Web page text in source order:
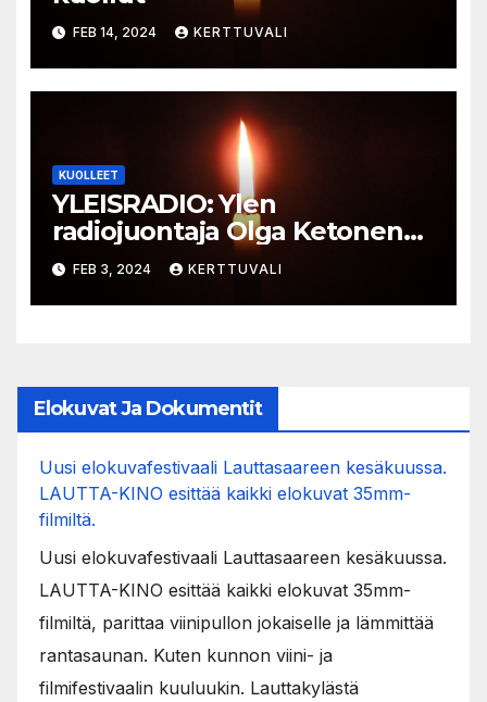
FEB 14, 2024 KERTTUVALI
KUOLLEET
YLEISRADIO: Ylen
radiojuontaja Olga Ketonen
on kuollut
FEB 3, 2024 KERTTUVALI
Elokuvat Ja Dokumentit
Uusi elokuvafestivaali Lauttasaareen kesäkuussa.
LAUTTA-KINO esittää kaikki elokuvat 35mm-
filmiltä.
Uusi elokuvafestivaali Lauttasaareen kesäkuussa.
LAUTTA-KINO esittää kaikki elokuvat 35mm-
filmiltä, parittaa viinipullon jokaiselle ja lämmittää
rantasaunan. Kuten kunnon viini- ja
filmifestivaalin kuuluukin. Lauttakylästä